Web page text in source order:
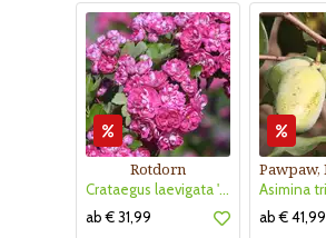
Rotdorn
Crataegus laevigata 'Pauls Scarlet'
ab € 31,99
ab € 41,99